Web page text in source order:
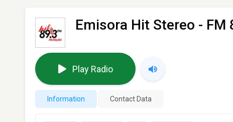
Emisora Hit Stereo - FM
Play Radio
Information Contact Data